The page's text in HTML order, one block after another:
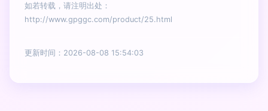
如若转载，请注明出处：
http://www.gpggc.com/product/25.html
更新时间：2026-08-08 15:54:03